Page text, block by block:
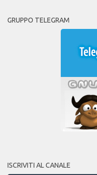
GRUPPO TELEGRAM
ISCRIVITI AL CANALE